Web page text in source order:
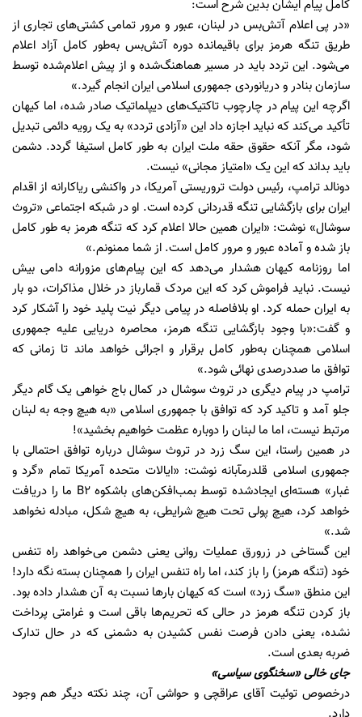
کامل پیام ایشان بدین شرح است:
«در پی اعلام آتش‌بس در لبنان، عبور و مرور تمامی کشتی‌های تجاری از
طریق تنگه هرمز برای باقیمانده دوره آتش‌بس به‌طور کامل آزاد اعلام
می‌شود. این تردد باید در مسیر هماهنگ‌شده و از پیش اعلام‌شده توسط
سازمان بنادر و دریانوردی جمهوری اسلامی ایران انجام گیرد.»
اگرچه این پیام در چارچوب تاکتیک‌های دیپلماتیک صادر شده، اما کیهان
تأکید می‌کند که نباید اجازه داد این «آزادی تردد» به یک رویه دائمی تبدیل
شود، مگر آنکه حقوق حقه ملت ایران به طور کامل استیفا گردد. دشمن
باید بداند که این یک «امتیاز مجانی» نیست.
دونالد ترامپ، رئیس‌ دولت تروریستی آمریکا، در واکنشی ریاکارانه از اقدام
ایران برای بازگشایی تنگه قدردانی کرده است. او در شبکه اجتماعی «تروث
سوشال» نوشت: «ایران همین حالا اعلام کرد که تنگه هرمز به طور کامل
باز شده و آماده عبور و مرور کامل است. از شما ممنونم.»
اما روزنامه کیهان هشدار می‌دهد که این پیام‌های مزورانه دامی بیش
نیست. نباید فراموش کرد که این مردک قمارباز در خلال مذاکرات، دو بار
به ایران حمله کرد. او بلافاصله در پیامی دیگر نیت پلید خود را آشکار کرد
و گفت:«با وجود بازگشایی تنگه هرمز، محاصره دریایی علیه جمهوری
اسلامی همچنان به‌طور کامل برقرار و اجرائی خواهد ماند تا زمانی که
توافق ما صددرصدی نهائی شود.»
ترامپ در پیام دیگری در تروث سوشال در کمال باج خواهی یک گام دیگر
جلو آمد و تاکید کرد که توافق با جمهوری اسلامی «به هیچ وجه به لبنان
مرتبط نیست، اما ما لبنان را دوباره عظمت خواهیم بخشید»!
در همین راستا، این سگ زرد در تروث سوشال درباره توافق احتمالی با
جمهوری اسلامی قلدرمآبانه نوشت: «ایالات متحده آمریکا تمام «گرد و
غبار» هسته‌ای ایجادشده توسط بمب‌افکن‌های باشکوه B2 ما را دریافت
خواهد کرد، هیچ پولی تحت هیچ شرایطی، به هیچ شکل، مبادله نخواهد
شد.»
این گستاخی در زرورق عملیات روانی یعنی دشمن می‌خواهد راه تنفس
خود (تنگه هرمز) را باز کند، اما راه تنفس ایران را همچنان بسته نگه دارد!
این منطق «سگ زرد» است که کیهان بارها نسبت به آن هشدار داده بود.
باز کردن تنگه هرمز در حالی که تحریم‌ها باقی است و غرامتی پرداخت
نشده، یعنی دادن فرصت نفس کشیدن به دشمنی که در حال تدارک
ضربه بعدی است.
جای خالی «سخنگوی سیاسی»
درخصوص توئیت آقای عراقچی و حواشی آن، چند نکته دیگر هم وجود